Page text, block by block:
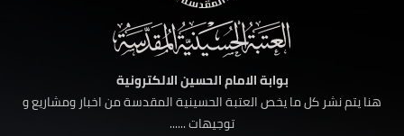
بوابة الامام الحسين الالكترونية
هنا يتم نشر كل ما يخص العتبة الحسينية المقدسة من اخبار ومشاريع و
توجيهات ......